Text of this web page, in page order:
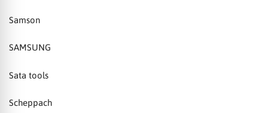
Samson
SAMSUNG
Sata tools
Scheppach